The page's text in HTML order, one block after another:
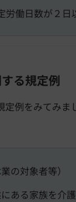
労働日数が２日
る規定例
例をみてみま
の対象者等）
ある家族を介